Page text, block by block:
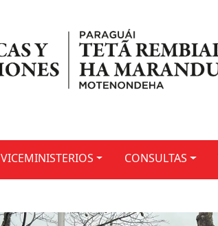
VICEMINISTERIOS CONSULTAS